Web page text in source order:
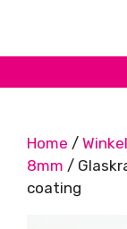
Home / Winkel
8mm /
coating